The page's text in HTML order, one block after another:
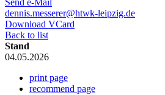
Send e-Mail
dennis.messerer@htwk-leipzig.de
Download VCard
Back to list
Stand
04.05.2026
print page
recommend page